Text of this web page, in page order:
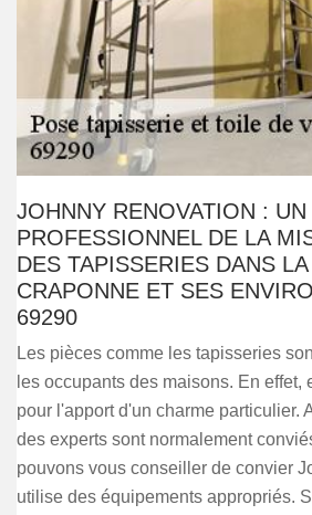
JOHNNY RENOVATION : UN
PROFESSIONNEL DE LA
DES TAPISSERIES DANS
CRAPONNE ET SES
69290
Les pièces comme les tapisseries
les occupants des maisons. En effet,
pour l'apport d'un charme particulier.
des experts sont normalement
pouvons vous conseiller de convier
utilise des équipements appropriés.